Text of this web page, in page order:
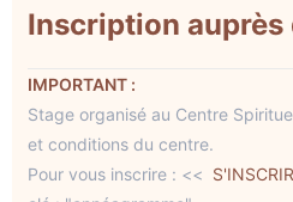
Inscription auprès
IMPORTANT :
Stage organisé au Centre
et conditions du centre.
Pour vous inscrire : <<